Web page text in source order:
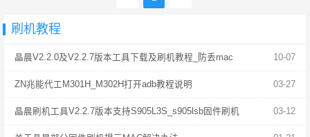
刷机教程
10-07
晶晨V2.2.0及V2.2.7版本工具下载及刷机教程_防丢mac
03-27
ZN兆能代工M301H_M302H打开adb教程说明
03-12
晶晨刷机工具V2.2.7版本支持S905L3S_s905lsb固件刷机